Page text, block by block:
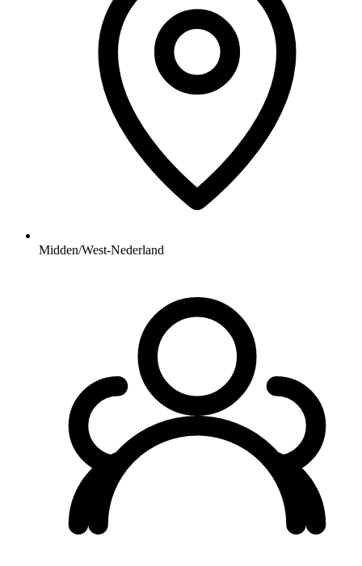
Midden/West-Nederland